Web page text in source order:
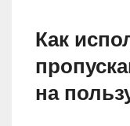
Как
на